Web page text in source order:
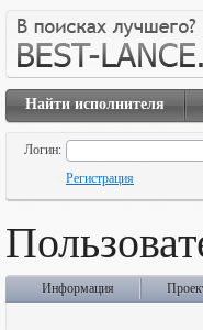
Найти исполнителя
Логин:
Регистрация
Информация